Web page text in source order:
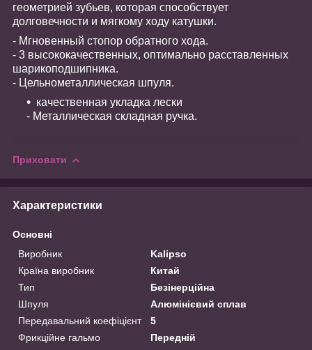
геометрией зубьев, которая способствует
долговечности и мягкому ходу катушки.
- Мгновенный стопор обратного хода.
- 3 высококачественных, оптимально расставленных
шарикоподшипника.
- Цельнометаллическая шпуля.
качественная укладка лески
- Металлическая складная ручка.
Приховати
Характеристики
Основні
Виробник
Kalipso
Країна виробник
Китай
Тип
Безінерційна
Шпуля
Алюмінієвий сплав
Передавальний коефіцієнт
5
Фрикційне гальмо
Передній